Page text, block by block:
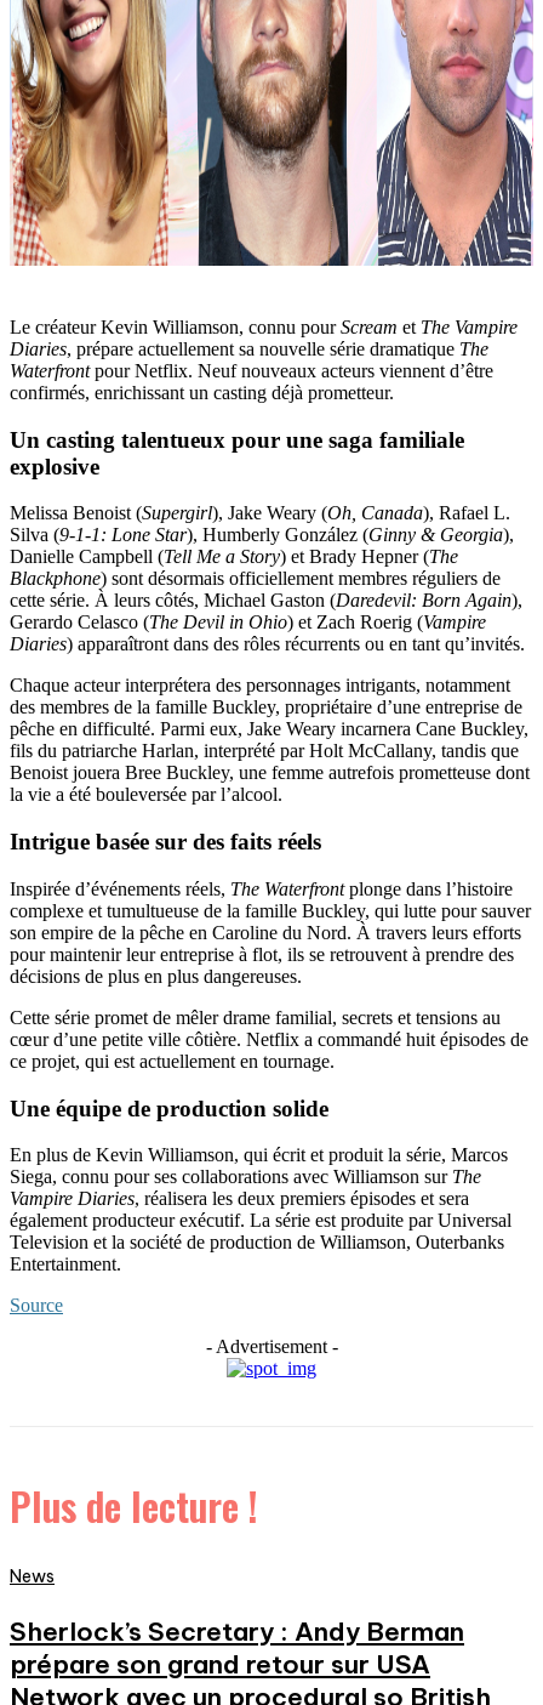
Le créateur Kevin Williamson, connu pourScream et The Vampire
Diaries, prépare actuellement sa nouvelle série dramatique The
Waterfrontpour Netflix. Neuf nouveaux acteurs viennent d’être
confirmés, enrichissant un casting déjà prometteur.
Un casting talentueux pour une saga familiale
explosive
Melissa Benoist (Supergirl), Jake Weary (Oh, Canada), Rafael L.
Silva (9-1-1: Lone Star), Humberly González (Ginny & Georgia),
Danielle Campbell (Tell Me a Story) et Brady Hepner (The
Blackphone) sont désormais officiellement membres réguliers de
cette série. À leurs côtés, Michael Gaston (Daredevil: Born Again),
Gerardo Celasco (The Devil in Ohio) et Zach Roerig (Vampire
Diaries) apparaîtront dans des rôles récurrents ou en tant qu’invités.
Chaque acteur interprétera des personnages intrigants, notamment
des membres de la famille Buckley, propriétaire d’une entreprise de
pêche en difficulté. Parmi eux, Jake Weary incarnera Cane Buckley,
fils du patriarche Harlan, interprété par Holt McCallany, tandis que
Benoist jouera Bree Buckley, une femme autrefois prometteuse dont
la vie a été bouleversée par l’alcool.
Intrigue basée sur des faits réels
Inspirée d’événements réels, The Waterfrontplonge dans l’histoire
complexe et tumultueuse de la famille Buckley, qui lutte pour sauver
son empire de la pêche en Caroline du Nord. À travers leurs efforts
pour maintenir leur entreprise à flot, ils se retrouvent à prendre des
décisions de plus en plus dangereuses.
Cette série promet de mêler drame familial, secrets et tensions au
cœur d’une petite ville côtière. Netflix a commandé huit épisodes de
ce projet, qui est actuellement en tournage.
Une équipe de production solide
En plus de Kevin Williamson, qui écrit et produit la série, Marcos
Siega, connu pour ses collaborations avec Williamson sur The
Vampire Diaries, réalisera les deux premiers épisodes et sera
également producteur exécutif. La série est produite par Universal
Television et la société de production de Williamson, Outerbanks
Entertainment.
Source
- Advertisement -
Plus de lecture !
News
Sherlock’s Secretary : Andy Berman
prépare son grand retour sur USA
Network avec un procedural so British